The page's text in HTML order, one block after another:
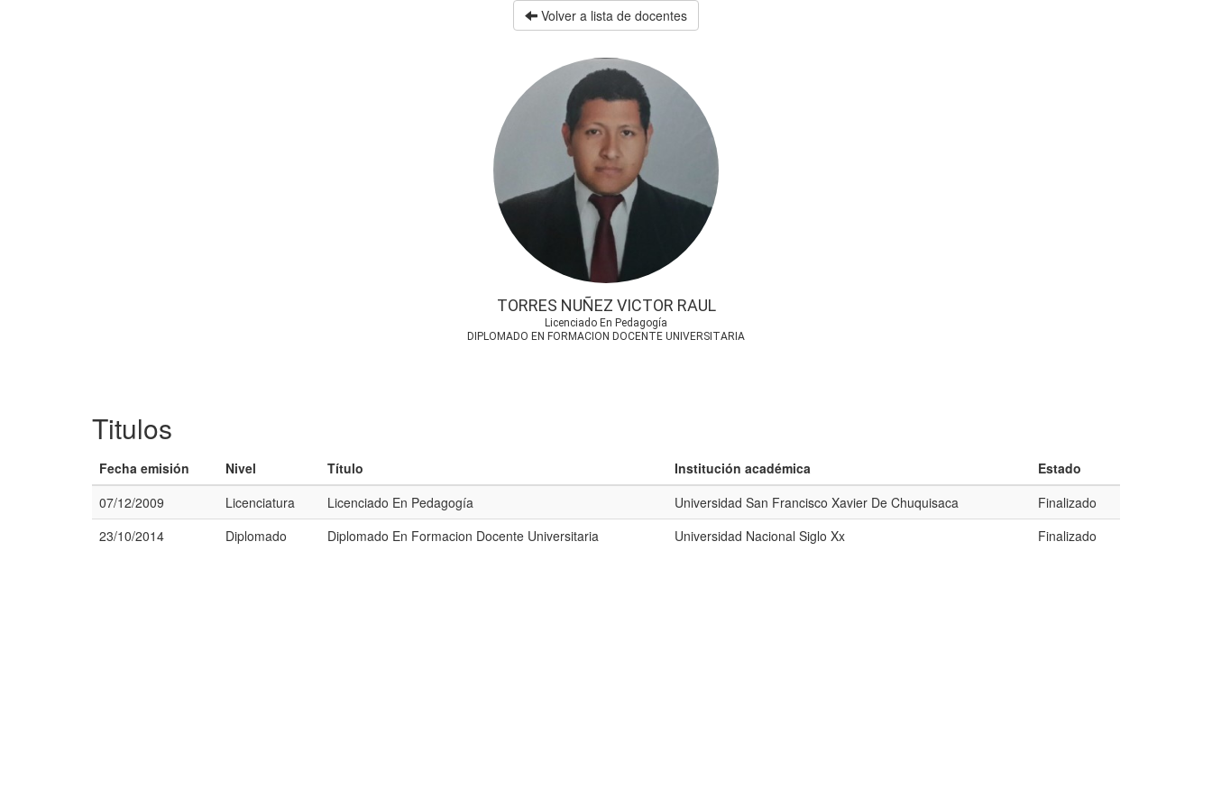
Volver a lista de docentes
TORRES NUÑEZ VICTOR RAUL
Licenciado En Pedagogía
DIPLOMADO EN FORMACION DOCENTE UNIVERSITARIA
Titulos
Fecha emisión Nivel Título Institución académica
Estado
07/12/2009
Licenciatura Licenciado En Pedagogía Universidad San Francisco Xavier De Chuquisaca
Finalizado
23/10/2014
Diplomado Diplomado En Formacion Docente Universitaria Universidad Nacional Siglo Xx Finalizado